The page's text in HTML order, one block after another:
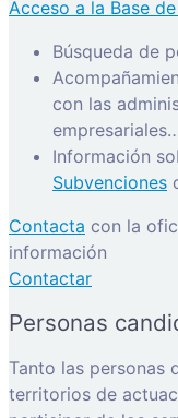
Acceso a la Base
Búsqueda de
con las
Información
Subvenciones
Contacta con la
información
Contactar
Personas
Tanto las personas
territorios de